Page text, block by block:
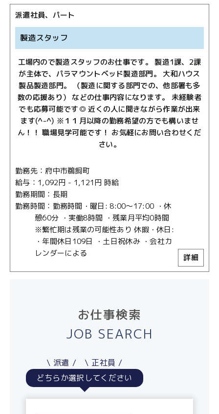
派遣社員、パート
製造スタッフ
工場内ので製造スタッフのお仕事です。 製造1課、2課
が主体で、パラマウントベッド製造部門。 大和ハウス
製品製造部門。 （製造に関する部門での、他部署も多
数の応援あり） などの仕事内容になります。 未経験者
でも応募可能です◎ 近くの人に聞きながら作業が出来
ます(^-^) ※１１月以降の勤務希望の方でも構いませ
ん！！ 職場見学可能です！ お気軽にお問い合わせくだ
さい。
勤務先
府中市鵜飼町
給与
1,092円 - 1,121円 時給
勤務期間
長期
勤務時間
勤務時間・曜日: 8:00～17:00 ・休
憩60分 ・実働8時間 ・残業月平均0時間
※繁忙期は残業の可能性あり 休暇・休日:
・年間休日109日 ・土日祝休み ・会社カ
レンダーによる
詳細
お仕事検索
JOB SEARCH
派遣
正社員
どちらか選択してください